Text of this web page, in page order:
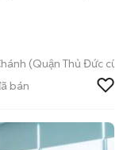
(Quận Thủ Đức cũ)
bán